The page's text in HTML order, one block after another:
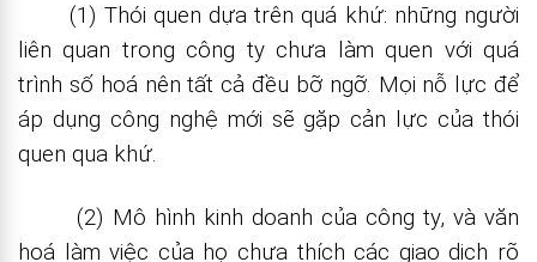
(1) Thói quen dựa trên quá khứ: những người
liên quan trong công ty chưa làm quen với quá
trình số hoá nên tất cả đều bỡ ngỡ. Mọi nỗ lực để
áp dụng công nghệ mới sẽ gặp cản lực của thói
quen qua khứ.
(2) Mô hình kinh doanh của công ty, và văn
hoá làm việc của họ chưa thích các giao dịch rõ